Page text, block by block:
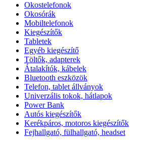
Okostelefonok
Okosórák
Mobiltelefonok
Kiegészítők
Tabletek
Egyéb kiegészítő
Töltők, adapterek
Átalakítók, kábelek
Bluetooth eszközök
Telefon, tablet állványok
Univerzális tokok, hátlapok
Power Bank
Autós kiegészítők
Kerékpáros, motoros kiegészítők
Fejhallgató, fülhallgató, headset